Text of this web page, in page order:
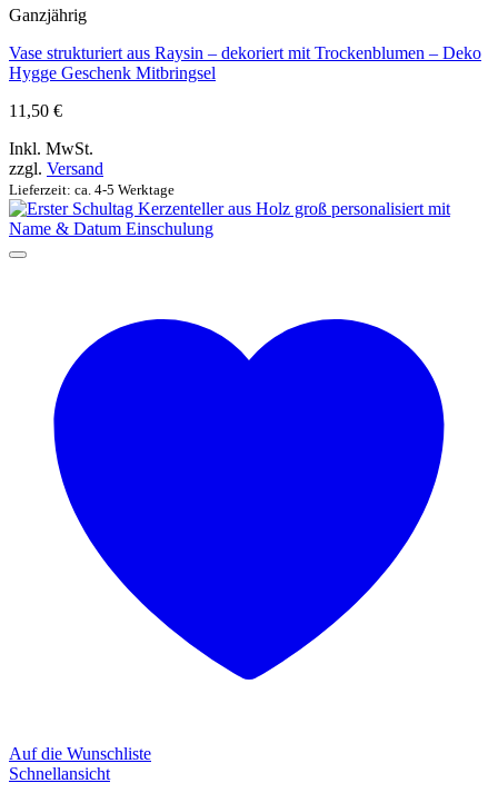
Ganzjährig
Vase strukturiert aus Raysin – dekoriert mit Trockenblumen – Deko
Hygge Geschenk Mitbringsel
11,50 €
Inkl. MwSt.
zzgl. Versand
Lieferzeit: ca. 4-5 Werktage
Auf die Wunschliste
Schnellansicht